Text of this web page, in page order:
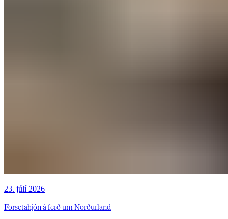
23. júlí 2026
Forsetahjón á ferð um Norðurland